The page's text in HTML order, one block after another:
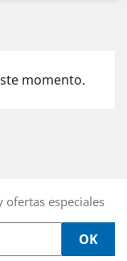
momento.
especiales